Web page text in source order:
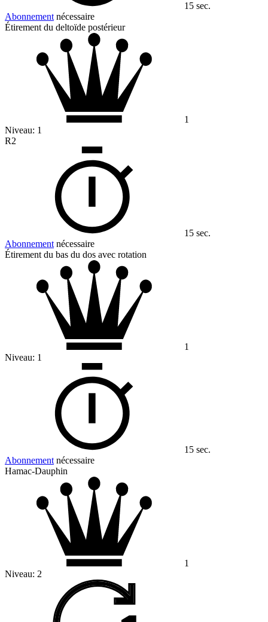
15 sec.
Abonnement nécessaire
Étirement du deltoïde postérieur
1
Niveau: 1
R2
15 sec.
Abonnement nécessaire
Étirement du bas du dos avec rotation
1
Niveau: 1
15 sec.
Abonnement nécessaire
Hamac-Dauphin
1
Niveau: 2